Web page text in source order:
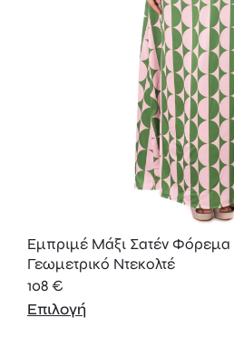
Εμπριμέ Μάξι Σατέν Φόρεμα
Γεωμετρικό Ντεκολτέ
108€
Επιλογή